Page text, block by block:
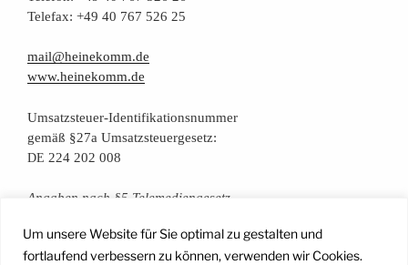
Um unsere Website für Sie optimal zu gestalten und
fortlaufend verbessern zu können, verwenden wir Cookies.
Tele­fax: +49 40 767 526 25
mail@heinekomm.de
www.heinekomm.de
Umsatz­steu­er-Iden­ti­fi­ka­ti­ons­num­mer
gemäß §27a Umsatzsteuergesetz:
DE 224 202 008
Anga­ben nach §5 Telemediengesetz
Daten­schutz­er­klä­rung